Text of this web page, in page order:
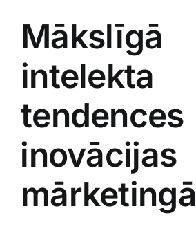
Mākslīgā
intelekta
⁢inovācijas